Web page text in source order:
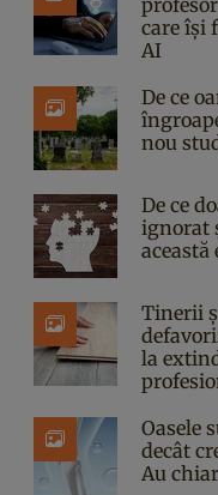
care își
AI
De ce
nou
De ce
ignorat
această
Tinerii
la
Oasele
decât
Au